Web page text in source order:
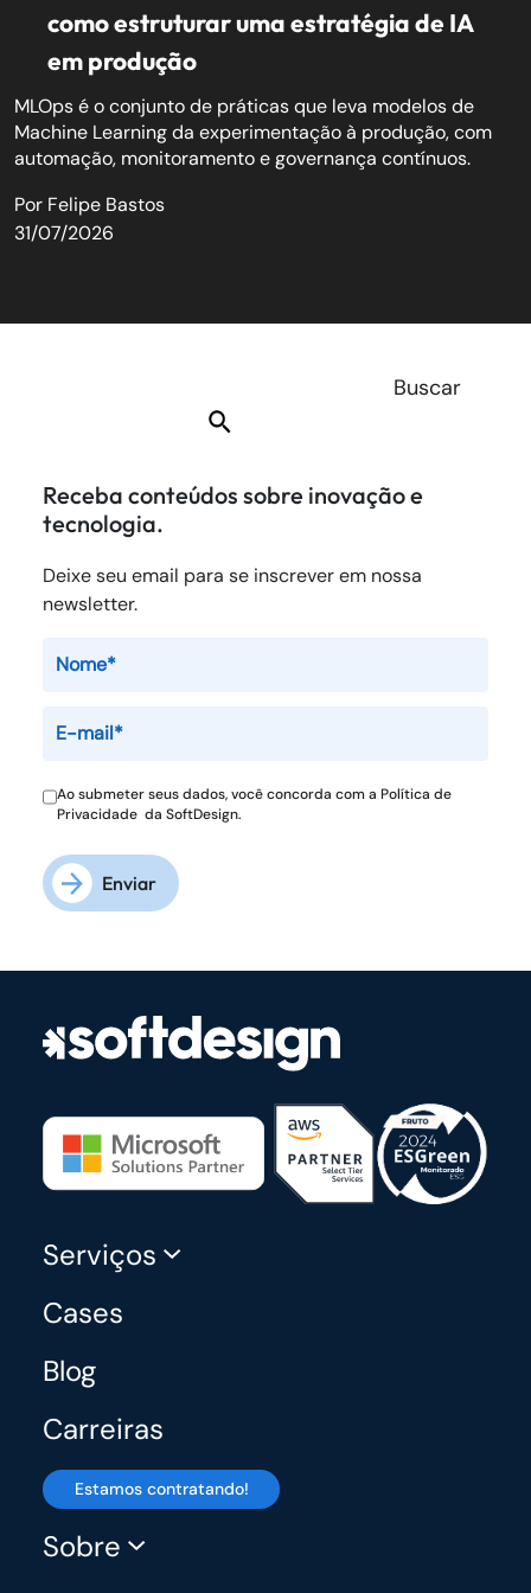
como estruturar uma estratégia de IA
em produção
MLOps é o conjunto de práticas que leva modelos de
Machine Learning da experimentação à produção, com
automação, monitoramento e governança contínuos.
Por Felipe Bastos
31/07/2026
Receba conteúdos sobre inovação e
tecnologia.
Deixe seu email para se inscrever em nossa
newsletter.
Ao submeter seus dados, você concorda com a Política de
Privacidade da SoftDesign.
Enviar
Serviços
Cases
Blog
Carreiras
Estamos contratando!
Sobre